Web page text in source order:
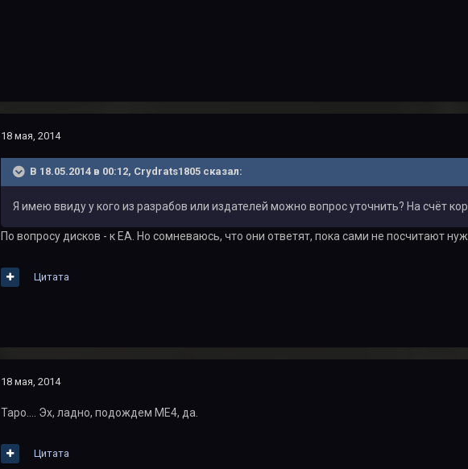
18 мая, 2014
В 18.05.2014 в 00:12, Crydrats1805 сказал:
Я имею ввиду у кого из разрабов или издателей можно вопрос уточнить? На счёт
По вопросу дисков - к ЕА. Но сомневаюсь, что они ответят, пока сами не посчитают
Цитата
18 мая, 2014
Таро.... Эх, ладно, подождем МЕ4, да.
Цитата